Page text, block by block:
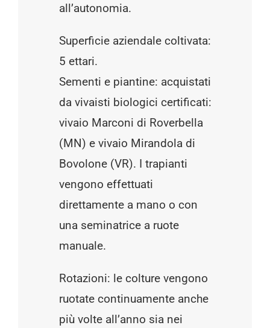
all’autonomia.
Superficie aziendale coltivata:
5 ettari.
Sementi e piantine: acquistati
da vivaisti biologici certificati:
vivaio Marconi di Roverbella
(MN) e vivaio Mirandola di
Bovolone (VR). I trapianti
vengono effettuati
direttamente a mano o con
una seminatrice a ruote
manuale.
Rotazioni: le colture vengono
ruotate continuamente anche
più volte all’anno sia nei